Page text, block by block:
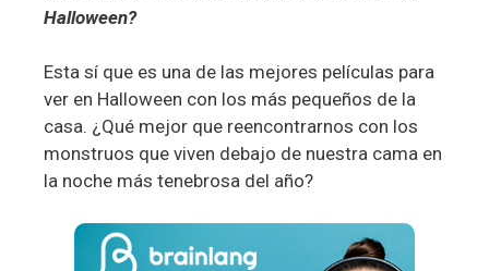
Halloween?
Esta sí que es una de las mejores películas para
ver en Halloween con los más pequeños de la
casa. ¿Qué mejor que reencontrarnos con los
monstruos que viven debajo de nuestra cama en
la noche más tenebrosa del año?